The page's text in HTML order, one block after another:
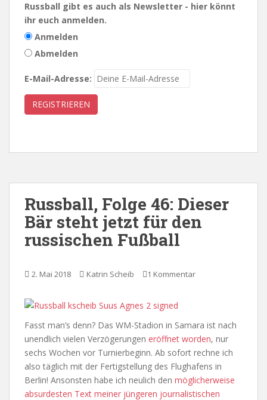
Russball gibt es auch als Newsletter - hier könnt
ihr euch anmelden.
Anmelden
Abmelden
E-Mail-Adresse:
Russball, Folge 46: Dieser
Bär steht jetzt für den
russischen Fußball
2. Mai 2018 Katrin Scheib 1 Kommentar
Fasst man’s denn? Das WM-Stadion in Samara ist nach
unendlich vielen Verzögerungen eröffnet worden, nur
sechs Wochen vor Turnierbeginn. Ab sofort rechne ich
also täglich mit der Fertigstellung des Flughafens in
Berlin! Ansonsten habe ich neulich den möglicherweise
absurdesten Text meiner jüngeren journalistischen